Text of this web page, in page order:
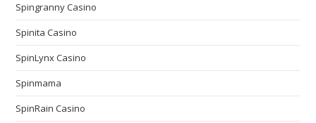
Spingranny Casino
Spinita Casino
SpinLynx Casino
Spinmama
SpinRain Casino